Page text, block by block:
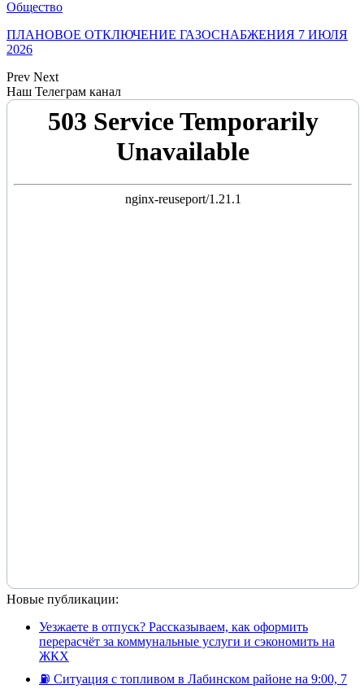
Общество
ПЛАНОВОЕ ОТКЛЮЧЕНИЕ ГАЗОСНАБЖЕНИЯ 7 ИЮЛЯ
2026
Prev Next
Наш Телеграм канал
Новые публикации:
Уезжаете в отпуск? Рассказываем, как оформить
перерасчёт за коммунальные услуги и сэкономить на
ЖКХ
⛽️ Ситуация с топливом в Лабинском районе на 9:00, 7